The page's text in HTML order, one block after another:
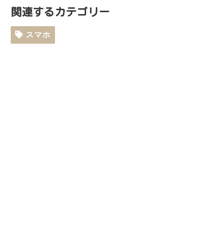
関連するカテゴリー
スマホ